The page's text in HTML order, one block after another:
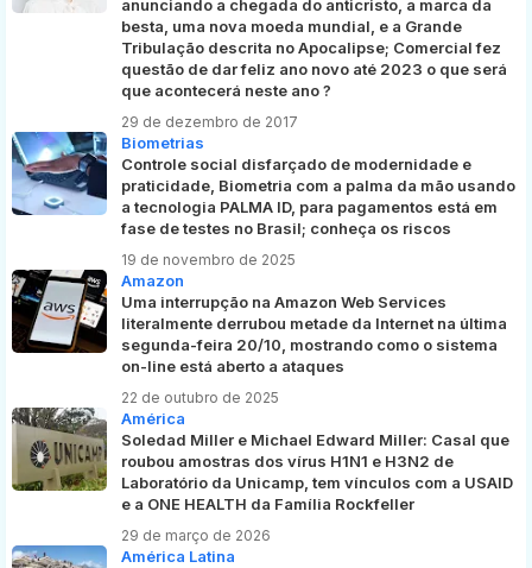
anunciando a chegada do anticristo, a marca da
besta, uma nova moeda mundial, e a Grande
Tribulação descrita no Apocalipse; Comercial fez
questão de dar feliz ano novo até 2023 o que será
que acontecerá neste ano ?
29 de dezembro de 2017
Biometrias
Controle social disfarçado de modernidade e
praticidade, Biometria com a palma da mão usando
a tecnologia PALMA ID, para pagamentos está em
fase de testes no Brasil; conheça os riscos
19 de novembro de 2025
Amazon
Uma interrupção na Amazon Web Services
literalmente derrubou metade da Internet na última
segunda-feira 20/10, mostrando como o sistema
on-line está aberto a ataques
22 de outubro de 2025
América
Soledad Miller e Michael Edward Miller: Casal que
roubou amostras dos vírus H1N1 e H3N2 de
Laboratório da Unicamp, tem vínculos com a USAID
e a ONE HEALTH da Família Rockfeller
29 de março de 2026
América Latina